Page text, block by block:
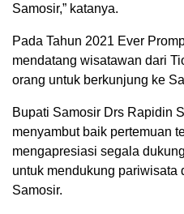
Samosir,” katanya.
Pada Tahun 2021 Ever
mendatang wisatawan dari
orang untuk berkunjung ke
Bupati Samosir Drs Rapidin
menyambut baik pertemuan
mengapresiasi segala
untuk mendukung pariwisata
Samosir.